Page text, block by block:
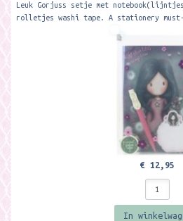
Leuk Gorjuss setje met
rolletjes washi tape. A stationery
€ 12,95
In